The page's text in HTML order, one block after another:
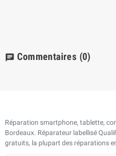
chat Commentaires (0)
Réparation smartphone, tablette,
Bordeaux. Réparateur labellisé
gratuits, la plupart des réparations